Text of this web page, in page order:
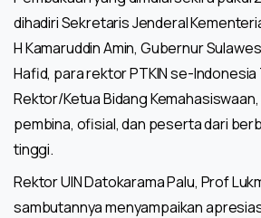
dihadiri Sekretaris Jenderal
H Kamaruddin Amin, Gubernur
Hafid, para rektor PTKIN se-Indonesia
Rektor/Ketua Bidang
pembina, ofisial, dan peserta dari
tinggi.
Rektor UIN Datokarama Palu, Prof
sambutannya menyampaikan